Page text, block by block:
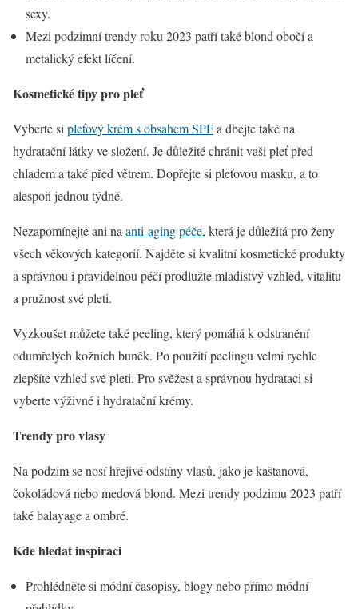
sexy.
Mezi podzimní trendy roku 2023 patří také blond obočí a
metalický efekt líčení.
Kosmetické tipy pro pleť
Vyberte si pleťový krém s obsahem SPFa dbejte také na
hydratační látky ve složení. Je důležité chránit vaši pleť před
chladem a také před větrem. Dopřejte si pleťovou masku, a to
alespoň jednou týdně.
Nezapomínejte ani na anti-aging péče, která je důležitá pro ženy
všech věkových kategorií. Najděte si kvalitní kosmetické produkty
a správnou i pravidelnou péčí prodlužte mladistvý vzhled, vitalitu
a pružnost své pleti.
Vyzkoušet můžete také peeling, který pomáhá k odstranění
odumřelých kožních buněk. Po použití peelingu velmi rychle
zlepšíte vzhled své pleti. Pro svěžest a správnou hydrataci si
vyberte výživné i hydratační krémy.
Trendy pro vlasy
Na podzim se nosí hřejivé odstíny vlasů, jako je kaštanová,
čokoládová nebo medová blond. Mezi trendy podzimu 2023 patří
také balayage a ombré.
Kde hledat inspiraci
Prohlédněte si módní časopisy, blogy nebo přímo módní